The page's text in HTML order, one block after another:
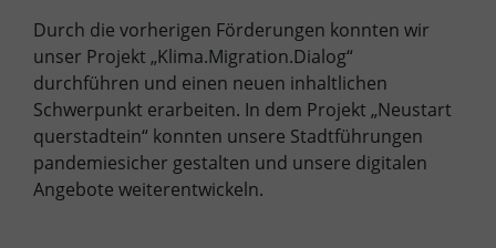
Durch die vorherigen Förderungen konnten wir
unser Projekt „Klima.Migration.Dialog“
durchführen und einen neuen inhaltlichen
Schwerpunkt erarbeiten. In dem Projekt „Neustart
querstadtein“ konnten unsere Stadtführungen
pandemiesicher gestalten und unsere digitalen
Angebote weiterentwickeln.